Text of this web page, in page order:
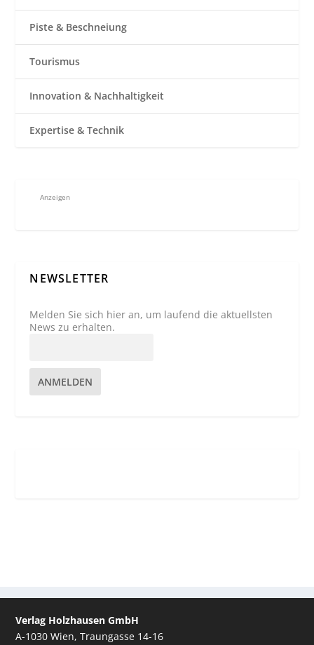
Piste & Beschneiung
Tourismus
Innovation & Nachhaltigkeit
Expertise & Technik
Anzeigen
NEWSLETTER
Melden Sie sich hier an, um laufend die aktuellsten
News zu erhalten.
ANMELDEN
Verlag Holzhausen GmbH
A-1030 Wien, Traungasse 14-16